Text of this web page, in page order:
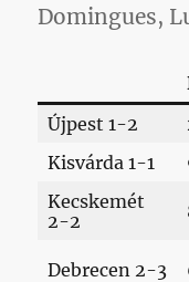
Domingues,
Újpest 1-2
Kisvárda 1-1
Kecskemét
2-2
Debrecen 2-3